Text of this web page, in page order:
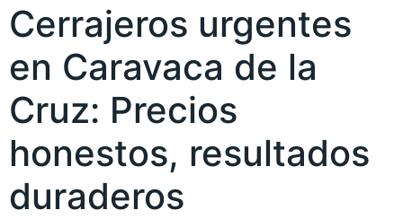
Cerrajeros urgentes
en Caravaca de la
Cruz: Precios
honestos, resultados
duraderos